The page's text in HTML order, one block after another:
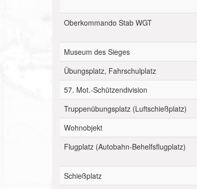
Oberkommando Stab WGT
Museum des Sieges
Übungsplatz, Fahrschulplatz
57. Mot.-Schützendivision
Truppenübungsplatz (Luftschießplatz)
Wohnobjekt
Flugplatz (Autobahn-Behelfsflugplatz)
Schießplatz